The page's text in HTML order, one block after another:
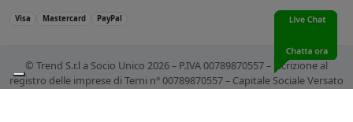
Visa Mastercard PayPal
© Trend S.r.l a Socio Unico 2026 – P.IVA 00789870557 – Iscrizione al
registro delle imprese di Terni n° 00789870557 – Capitale Sociale Versato